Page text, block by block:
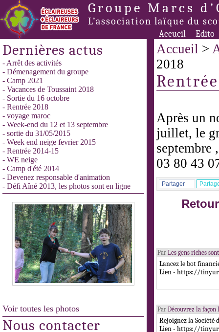
Groupe Marcs
L’association laïque du
Accueil Edito
Dernières actus
- Arrêt des activités
- Démenagement du groupe
- Camp 2021
- Vacances de Toussaint 2018
- Sortie du 16 octobre
- Rentrée 2018
- voyage maroc
- Week-end du 12 et 13 septembre
- sortie du 31/05/2015
- Week end neige fevrier 2015
- Rentrée 2014-15
- WE neige
- Camp d'été 2014
- Devenez responsable d'animation
- Défi Aîné 2013, les photos sont en ligne
Voir toutes les photos
Nous contacter
Accueil >
2018
Après un
juillet, le
septembre
03 80 43
Partager
Par Les gens riches
Lancez le bot
Lien - https://
Par Découvrez la
Rejoignez la Société
Lien - https://